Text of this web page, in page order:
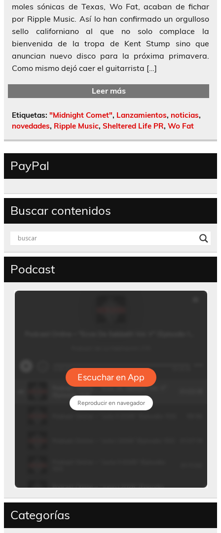
moles sónicas de Texas, Wo Fat, acaban de fichar
por Ripple Music. Así lo han confirmado un orgulloso
sello californiano al que no solo complace la
bienvenida de la tropa de Kent Stump sino que
anuncian nuevo disco para la próxima primavera.
Como mismo dejó caer el guitarrista […]
Leer más
Etiquetas: "Midnight Comet", Lanzamientos, noticias,
novedades, Ripple Music, Sheltered Life PR, Wo Fat
PayPal
Buscar contenidos
Podcast
Categorías